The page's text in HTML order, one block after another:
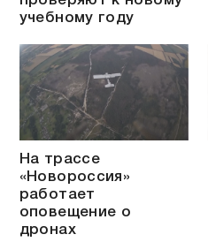
учебному году
На трассе
«Новороссия»
работает
оповещение о
дронах